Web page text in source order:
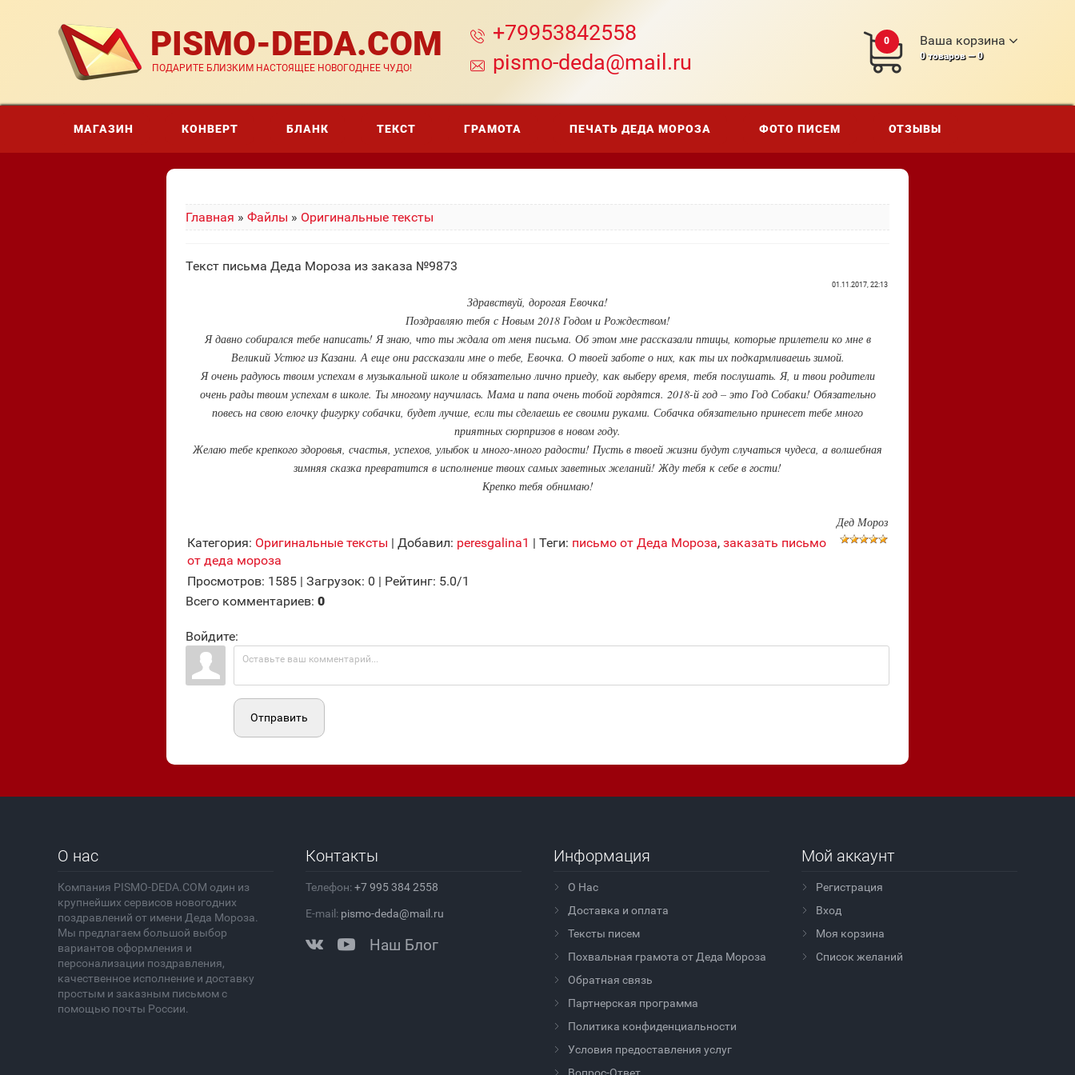
PISMO-DEDA.COM
ПОДАРИТЕ БЛИЗКИМ НАСТОЯЩЕЕ НОВОГОДНЕЕ ЧУДО!
0 Ваша корзина
0товаров —0
+79953842558
pismo-deda@mail.ru
МАГАЗИН КОНВЕРТ БЛАНК ТЕКСТ ГРАМОТА ПЕЧАТЬ ДЕДА МОРОЗА ФОТО ПИСЕМ ОТЗЫВЫ
Главная » Файлы » Оригинальные тексты
Текст письма Деда Мороза из заказа №9873
01.11.2017, 22:13
Здравствуй, дорогая Евочка!
Поздравляю тебя с Новым 2018 Годом и Рождеством!
Я давно собирался тебе написать! Я знаю, что ты ждала от меня письма. Об этом мне рассказали птицы, которые прилетели ко мне в
Великий Устюг из Казани. А еще они рассказали мне о тебе, Евочка. О твоей заботе о них, как ты их подкармливаешь зимой.
Я очень радуюсь твоим успехам в музыкальной школе и обязательно лично приеду, как выберу время, тебя послушать. Я, и твои родители
очень рады твоим успехам в школе. Ты многому научилась. Мама и папа очень тобой гордятся. 2018-й год – это Год Собаки! Обязательно
повесь на свою елочку фигурку собачки, будет лучше, если ты сделаешь ее своими руками. Собачка обязательно принесет тебе много
приятных сюрпризов в новом году.
Желаю тебе крепкого здоровья, счастья, успехов, улыбок и много-много радости! Пусть в твоей жизни будут случаться чудеса, а волшебная
зимняя сказка превратится в исполнение твоих самых заветных желаний! Жду тебя к себе в гости!
Крепко тебя обнимаю!
Дед Мороз
Категория: Оригинальные тексты | Добавил: peresgalina1 | Теги: письмо от Деда Мороза, заказать письмо
от деда мороза
Просмотров: 1585 | Загрузок: 0 | Рейтинг: 5.0/1
Всего комментариев: 0
Войдите:
Отправить
О нас
Компания PISMO-DEDA.COM один из
крупнейших сервисов новогодних
поздравлений от имени Деда Мороза.
Мы предлагаем большой выбор
вариантов оформления и
персонализации поздравления,
качественное исполнение и доставку
простым и заказным письмом с
помощью почты России.
Контакты
Телефон:+7 995 384 2558
E-mail: pismo-deda@mail.ru
Наш Блог
Информация
О Нас
Доставка и оплата
Тексты писем
Похвальная грамота от Деда Мороза
Обратная связь
Партнерская программа
Политика конфиденциальности
Условия предоставления услуг
Мой аккаунт
Регистрация
Вход
Моя корзина
Cписок желаний